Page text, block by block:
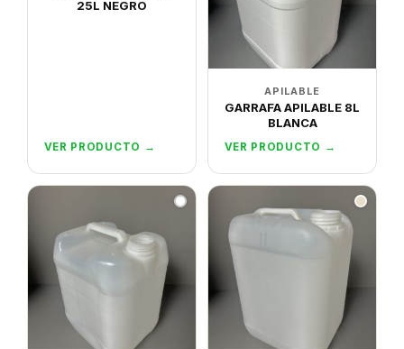
25L NEGRO
VER PRODUCTO →
APILABLE
GARRAFA APILABLE 8L
BLANCA
VER PRODUCTO →